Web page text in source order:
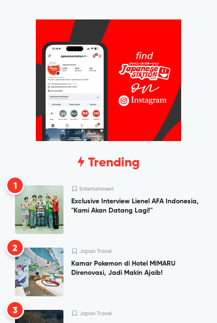
Trending
1 Entertainment
Exclusive Interview Lienel AFA Indonesia,
"Kami Akan Datang Lagi!"
2 Japan Travel
Kamar Pokemon di Hotel MIMARU
Direnovasi, Jadi Makin Ajaib!
3 Japan Travel